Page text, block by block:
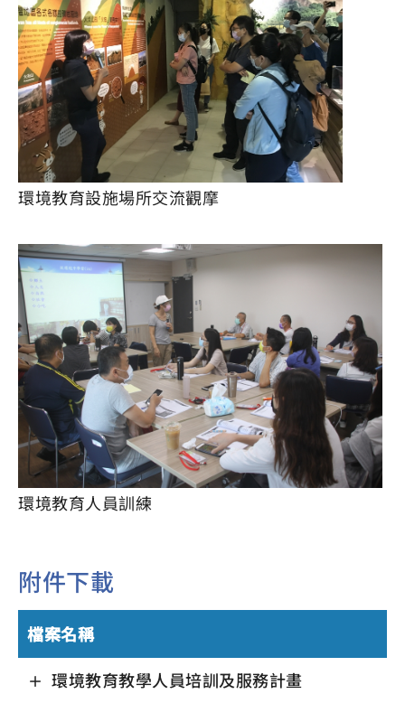
環境教育設施場所交流觀摩
環境教育人員訓練
附件下載
檔案名稱
環境教育教學人員培訓及服務計畫